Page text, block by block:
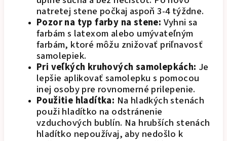
natretej stene počkaj aspoň 3-4 týždne.
Pozor na typ farby na stene: Vyhni sa
farbám s latexom alebo umývateľným
farbám, ktoré môžu znižovať priľnavosť
samolepiek.
Pri veľkých kruhových samolepkách: Je
lepšie aplikovať samolepku s pomocou
inej osoby pre rovnomerné prilepenie.
Použitie hladítka: Na hladkých stenách
použi hladítko na odstránenie
vzduchových bublín. Na hrubších stenách
hladítko nepoužívaj, aby nedošlo k